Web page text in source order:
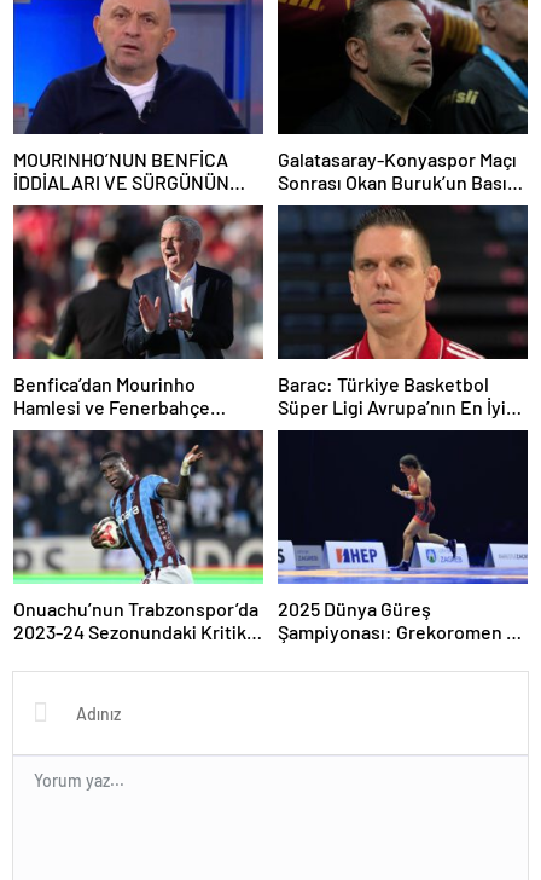
MOURINHO’NUN BENFİCA
İDDİALARI VE SÜRGÜNÜN
ARDINDAN FENERBAHÇE’YE
DÖNÜŞÜNÜN GÖRÜŞLERİ
Galatasaray-Konyaspor Maçı
Sonrası Okan Buruk’un Basın
Toplantısı Özeti
Benfica’dan Mourinho
Hamlesi ve Fenerbahçe
Gündeminde Gizli Temaslar
Barac: Türkiye Basketbol
Süper Ligi Avrupa’nın En İyi
Ligi Olma Yolunda
Onuachu’nun Trabzonspor’da
2023-24 Sezonundaki Kritik
2025 Dünya Güreş
Şampiyonası: Grekoromen ve
Güzergahı Şekillenen Zirve